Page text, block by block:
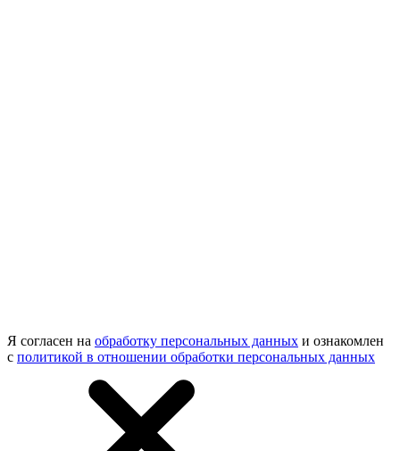
Я согласен на обработку персональных данных и ознакомлен
с политикой в отношении обработки персональных данных